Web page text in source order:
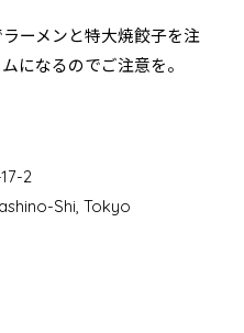
ーメンと特大焼餃子を注
になるのでご注意を。
2
Shi, Tokyo